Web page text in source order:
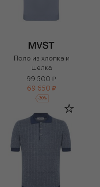
Поло из хлопка и
шелка
99 500 ₽
69 650 ₽
-30%